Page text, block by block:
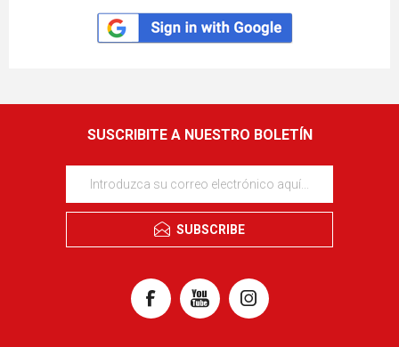
SUSCRIBITE A NUESTRO BOLETÍN
SUBSCRIBE